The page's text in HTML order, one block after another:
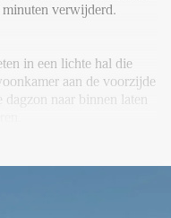
verwijderd.
in een lichte hal die
aan de voorzijde
naar binnen laten
De keuken beschikt